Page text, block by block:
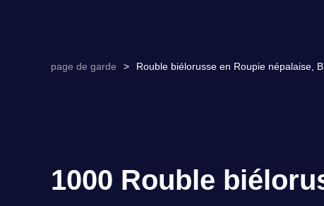
page de garde > Rouble biélorusse en Roupie népalaise,
1000 Rouble